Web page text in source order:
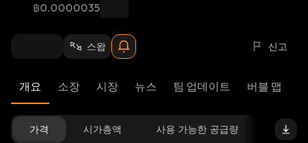
฿0.0000035
스왑 신고
개요 소장 시장 뉴스 팀 업데이트 버블 맵
가격 시가총액 사용 가능한 공급량